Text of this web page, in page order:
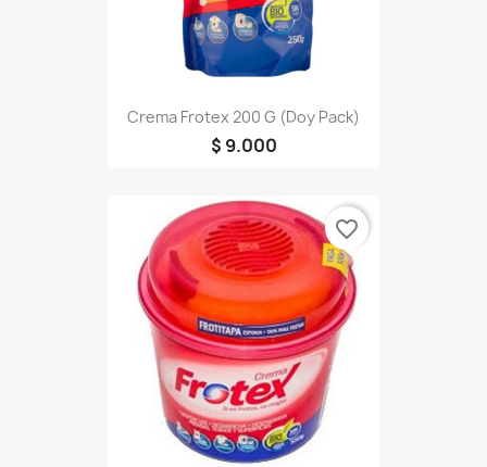
Crema Frotex 200 G (doy Pack)
$ 9.000
favorite_border